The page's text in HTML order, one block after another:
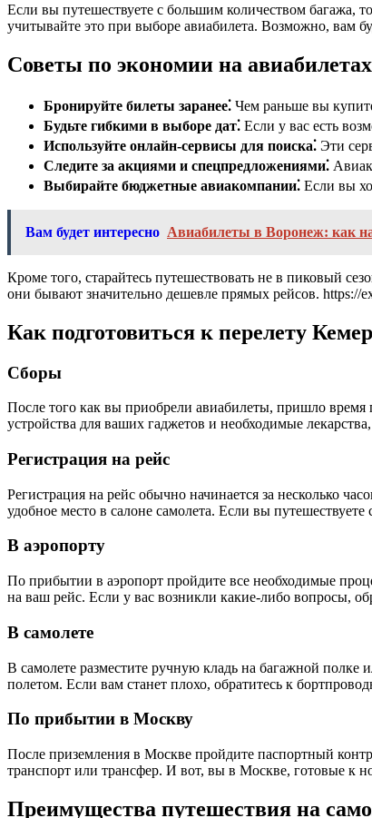
Если вы путешествуете с большим количеством багажа,
учитывайте это при выборе авиабилета. Возможно, вам
Советы по экономии на авиабилетах
Бронируйте билеты заранее⁚ Чем раньше вы
Будьте гибкими в выборе дат⁚ Если у вас есть
Используйте онлайн-сервисы для поиска⁚ Эти
Следите за акциями и спецпредложениями⁚
Выбирайте бюджетные авиакомпании⁚ Если вы
Вам будет интересно Авиабилеты в Воронеж: как
Кроме того, старайтесь путешествовать не в пиковый
они бывают значительно дешевле прямых рейсов.
Как подготовиться к перелету
Сборы
После того как вы приобрели авиабилеты, пришло время
устройства для ваших гаджетов и необходимые
Регистрация на рейс
Регистрация на рейс обычно начинается за несколько
удобное место в салоне самолета. Если вы
В аэропорту
По прибытии в аэропорт пройдите все необходимые
на ваш рейс. Если у вас возникли какие-либо вопросы,
В самолете
В самолете разместите ручную кладь на багажной полке
полетом. Если вам станет плохо, обратитесь к
По прибытии в Москву
После приземления в Москве пройдите паспортный
транспорт или трансфер. И вот, вы в Москве, готовые к
Преимущества путешествия на